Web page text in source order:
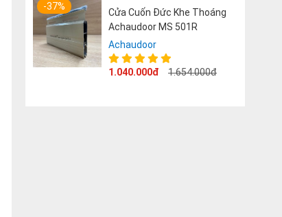
-37%
Cửa Cuốn Đức Khe Thoáng
Achaudoor MS 501R
Achaudoor
1.040.000đ 1.654.000đ